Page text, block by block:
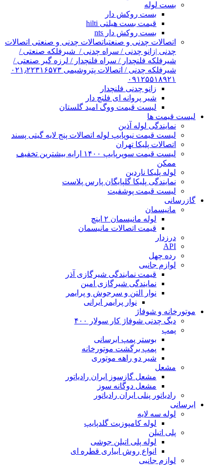
بست لوله
بست روکش دار
قیمت بست هیلتی hilti
بست روکش دار nts
اتصالات چدنی و صنعتیاتصالات چدنی و صنعتی اتصالات
چدنی |زانو چدنی / سراه چدنی / شیرفلکه صنعتی /
شیرفلکه فلنچدار / سراه فلنچدار / لرزه گیر صنعتی /
شیرفلکه چدنی / اتصالات پتروشیمی ۰۲۱٫۲۲۳۱۶۵۷۳
۰۹۱۲۵۵۱۸۹۲۱
زانو چدنی فلنچدار
شیر پروانه ای فلنچ دار
لیست قیمت ووگ امید گلستان
لیست قیمت ها
نمایندگی لوله آذین
لیست قیمت نیوپایپ لوله اتصالات پنج لایه گیتی پسند
اتصالات پلیکا تهران
لیست قیمت سوپرپایپ ۱۴۰۰ ارایه بیشترین تخفیف
ممکن
لوله پلیکا ناردین
نمایندگی پلیکا گلپایگان پارس پلاست
لیست قیمت پوشفیت
گازرسانی
مانیسمان
لوله مانیسمان ۲ اینچ
قیمت اتصالات مانیسمان
درزدار
API
رده چهل
لوازم جانبی
قیمت نمایندگی شیرگازی آذر
نمایندگی شیرگازی امین
نوار التن و سرجوش و پرایمر
نوار پرایمر ایرانی
موتورخانه و شوفاژ
دیگ چدنی شوفاژ کار سولار ۴۰۰
پمپ
بوستر پمپ ابرسانی
پمپ برگشت موتورخانه
شیر دو راهه موتوری
مشعل
مشعل گازسوز ایران رادیاتور
مشعل دوگانه سوز
رادیاتور پنلی ایران رادیاتور
ابرسانی
لوله سه لایه
لوله کامپوزیت گلدپایپ
پلی اتیلن
لوله پلی اتیلن جوشی
انواع روش ابیاری قطره ای
لوازم جانبی